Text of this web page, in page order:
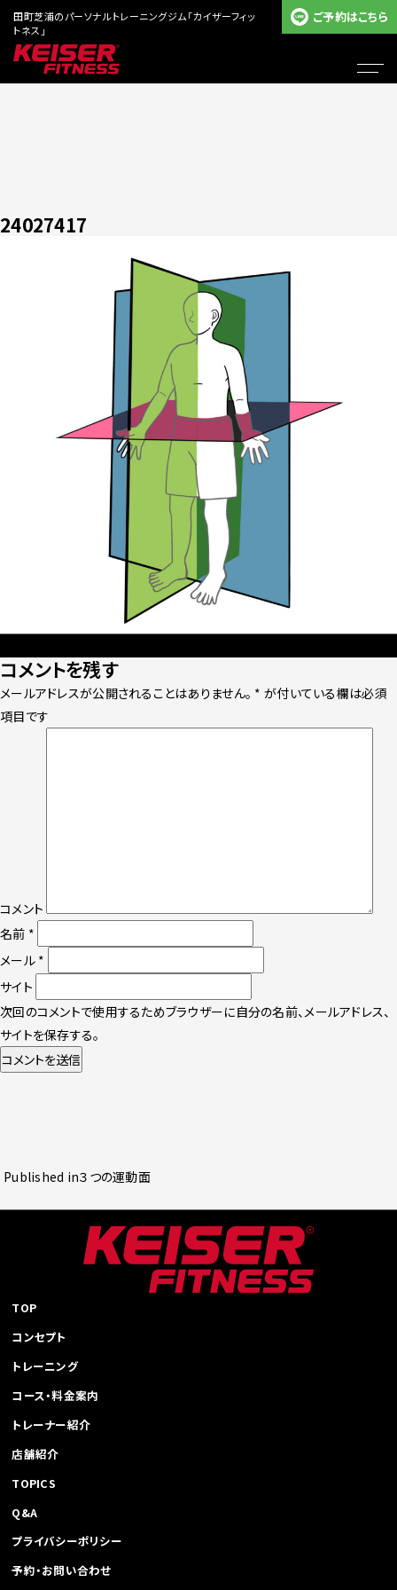
田町芝浦のパーソナルトレーニングジム「カイザーフィッ
トネス」
ご予約はこちら
24027417
on
size
コメントを残す
メールアドレスが公開されることはありません。 * が付いている欄は必須
項目です
コメント
名前 *
メール *
サイト
次回のコメントで使用するためブラウザーに自分の名前、メールアドレス、
サイトを保存する。
投
ナ
シ
ョ
ン
Published in３つの運動面
TOP
コンセプト
トレーニング
コース・料金案内
トレーナー紹介
店舗紹介
TOPICS
Q&A
プライバシーポリシー
予約・お問い合わせ